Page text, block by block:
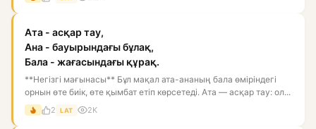
Ата - асқар тау,
Ана - бауырындағы бұлақ,
Бала - жағасындағы құрақ.
**Негізгі мағынасы** Бұл мақал ата-ананың бала өміріндегі
орнын өте биік, өте қымбат етіп көрсетеді. Ата — асқар тау: ол...
2 LAT 2K